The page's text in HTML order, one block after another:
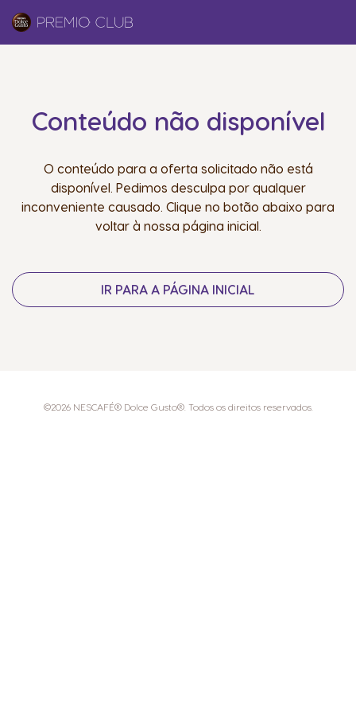
Conteúdo não disponível
O conteúdo para a oferta solicitado não está
disponível. Pedimos desculpa por qualquer
inconveniente causado. Clique no botão abaixo para
voltar à nossa página inicial.
IR PARA A PÁGINA INICIAL
©2026 NESCAFÉ® Dolce Gusto®. Todos os direitos reservados.